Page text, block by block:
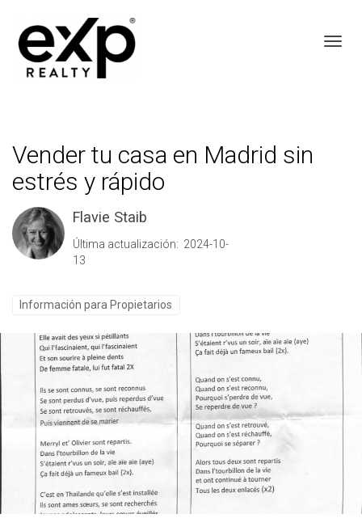
Vender tu casa en Madrid sin
estrés y rápido
Flavie Staib
Última actualización: 2024-10-
13
Información para Propietarios